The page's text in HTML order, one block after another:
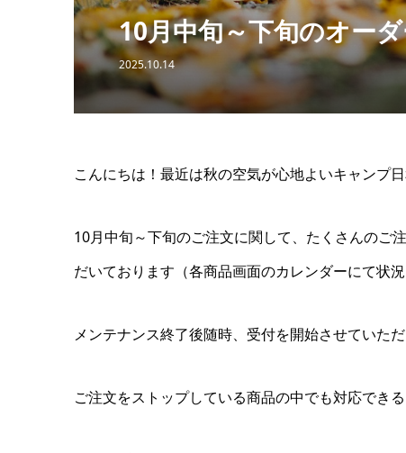
10月中旬～下旬のオー
2025.10.14
こんにちは！最近は秋の空気が心地よいキャンプ
10月中旬～下旬のご注文に関して、たくさんのご
だいております（各商品画面のカレンダーにて状
メンテナンス終了後随時、受付を開始させていただ
ご注文をストップしている商品の中でも対応でき